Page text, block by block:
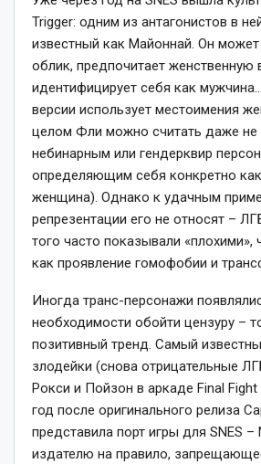
Trigger: одним из антагонистов в
известный как Майоннай. Он
облик, предпочитает женственную
идентифицирует себя как
версии использует местоимения
целом Фли можно считать даже не
небинарным или гендерквир
определяющим себя конкретно
женщина). Однако к удачным
репрезентации его не относят –
того часто показывали «плохими»,
как проявление гомофобии и
Иногда транс-персонажи
необходимости обойти цензуру –
позитивный тренд. Самый
злодейки (снова отрицательные
Рокси и Пойзон в аркаде Final Fight
год после оригинального релиза
представила порт игры для SNES –
издателю на правило,